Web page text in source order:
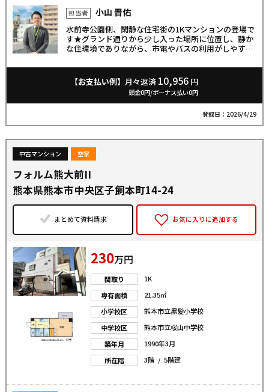
担当者 小山 晋佑
水前寺公園側、閑静な住宅街の1Kマンションの登場で
す★グランド通りから少し入った場所に位置し、静か
な住環境でありながら、市電やバスの利用がしやす
は別で、洗濯機置き場も室内に◎クローゼットと玄関
収納ありで充実です！自己居住用としても、収益用と
してもおすすめの物件です！お気軽にお問合せ下さ
【お支払い例】 月々返済 10,956 円
頭金0円/ボーナス払い0円
登録日：2026/4/29
中古マンション 空家
フォルム熊大前II
熊本県熊本市中央区子飼本町14-24
まとめて資料請求 お気に入りに追加する
230万円
間取り
1K
専有面積
21.35㎡
小学校区
熊本市立黒髪小学校
中学校区
熊本市立桜山中学校
築年月
1990年3月
所在階
3階 / 5階建